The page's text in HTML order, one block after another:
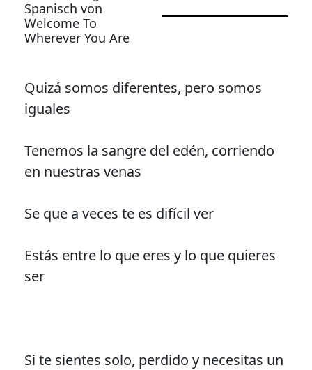
Spanisch von
Welcome To
Wherever You Are
Quizá somos diferentes, pero somos
iguales
Tenemos la sangre del edén, corriendo
en nuestras venas
Se que a veces te es difícil ver
Estás entre lo que eres y lo que quieres
ser
Si te sientes solo, perdido y necesitas un